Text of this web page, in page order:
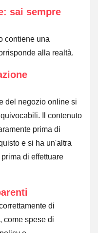
sai sempre
contiene una
alla realtà.
del negozio online si
Il contenuto
prima di
e si ha un'altra
di effettuare
di
come spese di